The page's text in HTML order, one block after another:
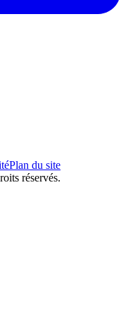
Plan du site
réservés.